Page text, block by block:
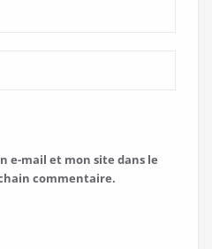
e-mail et mon site dans le
commentaire.